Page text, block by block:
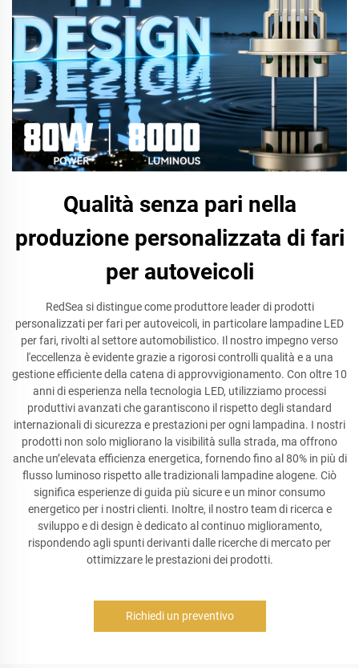
Qualità senza pari nella
produzione personalizzata di fari
per autoveicoli
RedSea si distingue come produttore leader di prodotti
personalizzati per fari per autoveicoli, in particolare lampadine LED
per fari, rivolti al settore automobilistico. Il nostro impegno verso
l'eccellenza è evidente grazie a rigorosi controlli qualità e a una
gestione efficiente della catena di approvvigionamento. Con oltre 10
anni di esperienza nella tecnologia LED, utilizziamo processi
produttivi avanzati che garantiscono il rispetto degli standard
internazionali di sicurezza e prestazioni per ogni lampadina. I nostri
prodotti non solo migliorano la visibilità sulla strada, ma offrono
anche un’elevata efficienza energetica, fornendo fino al 80% in più di
flusso luminoso rispetto alle tradizionali lampadine alogene. Ciò
significa esperienze di guida più sicure e un minor consumo
energetico per i nostri clienti. Inoltre, il nostro team di ricerca e
sviluppo e di design è dedicato al continuo miglioramento,
rispondendo agli spunti derivanti dalle ricerche di mercato per
ottimizzare le prestazioni dei prodotti.
Richiedi un preventivo